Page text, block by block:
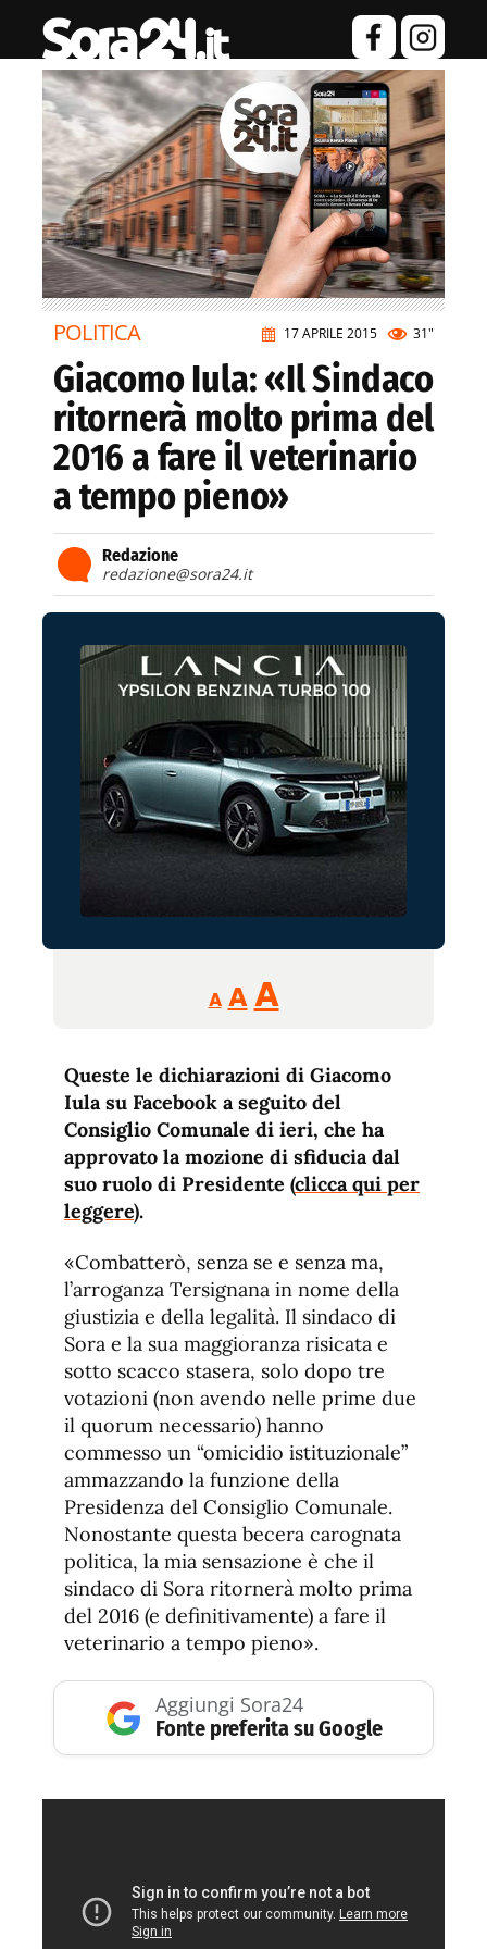
17 APRILE 2015 31"
POLITICA
Giacomo Iula: «Il Sindaco
ritornerà molto prima del
2016 a fare il veterinario
a tempo pieno»
Redazione
redazione@sora24.it
A
Reducir
tamaño
A Restablecer
de
fuente
AAumentar
de
fuente.
Queste le dichiarazioni di Giacomo
Iula su Facebook a seguito del
Consiglio Comunale di ieri, che ha
approvato la mozione di sfiducia dal
suo ruolo di Presidente (clicca qui per
leggere).
«Combatterò, senza se e senza ma,
l’arroganza Tersignana in nome della
giustizia e della legalità. Il sindaco di
Sora e la sua maggioranza risicata e
sotto scacco stasera, solo dopo tre
votazioni (non avendo nelle prime due
il quorum necessario) hanno
commesso un “omicidio istituzionale”
ammazzando la funzione della
Presidenza del Consiglio Comunale.
Nonostante questa becera carognata
politica, la mia sensazione è che il
sindaco di Sora ritornerà molto prima
del 2016 (e definitivamente) a fare il
veterinario a tempo pieno».
Aggiungi Sora24
Fonte preferita su Google